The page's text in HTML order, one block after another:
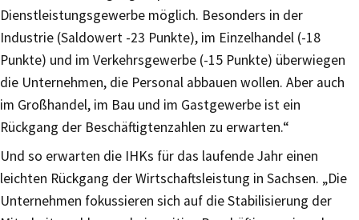
Dienstleistungsgewerbe möglich. Besonders in der
Industrie (Saldowert -23 Punkte), im Einzelhandel (-18
Punkte) und im Verkehrsgewerbe (-15 Punkte) überwiegen
die Unternehmen, die Personal abbauen wollen. Aber auch
im Großhandel, im Bau und im Gastgewerbe ist ein
Rückgang der Beschäftigtenzahlen zu erwarten.“
Und so erwarten die IHKs für das laufende Jahr einen
leichten Rückgang der Wirtschaftsleistung in Sachsen. „Die
Unternehmen fokussieren sich auf die Stabilisierung der